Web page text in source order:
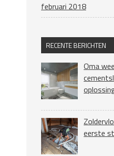
februari 2018
RECENTE BERICHTEN
Oma
eerste